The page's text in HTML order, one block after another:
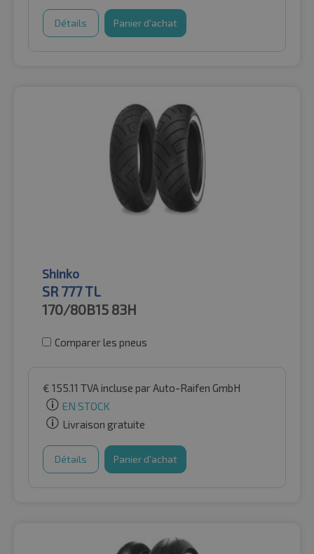
Détails Panier d'achat
Shinko
SR 777 TL
170/80B15 83H
Comparer les pneus
€ 155.11 TVA incluse par Auto-Raifen GmbH
EN STOCK
Livraison gratuite
Détails Panier d'achat